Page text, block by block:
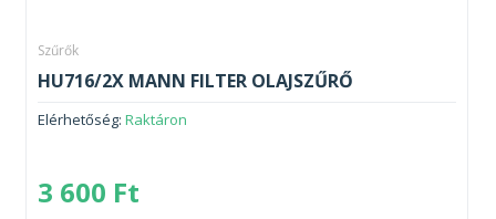
Szűrők
HU716/2X MANN FILTER OLAJSZŰRŐ
Elérhetőség: Raktáron
3 600 Ft